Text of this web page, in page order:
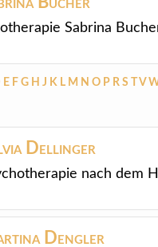
Sabrina
E F G H J K L M N O P R S TV
Dellinger
nach dem
Dengler